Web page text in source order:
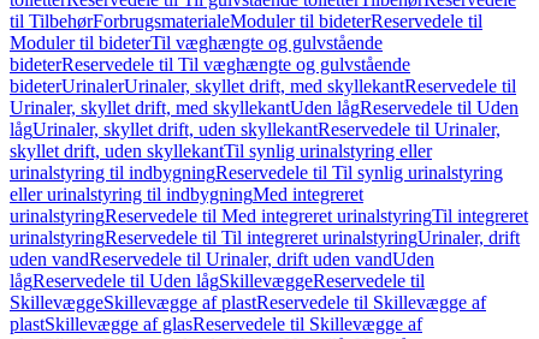
til TilbehørForbrugsmaterialeModuler til bideterReservedele til
Moduler til bideterTil væghængte og gulvstående
bideterReservedele til Til væghængte og gulvstående
bideterUrinalerUrinaler, skyllet drift, med skyllekantReservedele til
Urinaler, skyllet drift, med skyllekantUden lågReservedele til Uden
lågUrinaler, skyllet drift, uden skyllekantReservedele til Urinaler,
skyllet drift, uden skyllekantTil synlig urinalstyring eller
urinalstyring til indbygningReservedele til Til synlig urinalstyring
eller urinalstyring til indbygningMed integreret
urinalstyringReservedele til Med integreret urinalstyringTil integreret
urinalstyringReservedele til Til integreret urinalstyringUrinaler, drift
uden vandReservedele til Urinaler, drift uden vandUden
lågReservedele til Uden lågSkillevæggeReservedele til
SkillevæggeSkillevægge af plastReservedele til Skillevægge af
plastSkillevægge af glasReservedele til Skillevægge af